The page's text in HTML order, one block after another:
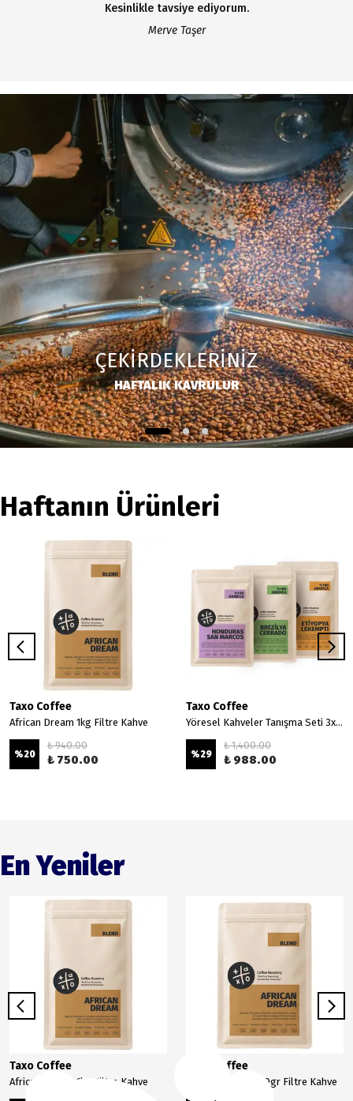
Kesinlikle tavsiye ediyorum.
Merve Taşer
ÇEKİRDEKLERİNİZ
HAFTALIK KAVRULUR
Haftanın Ürünleri
Taxo Coffee
African Dream 1kg Filtre Kahve
%20
₺ 940.00
₺ 750.00
Taxo Coffee
Yöresel Kahveler Tanışma Seti 3x250gr
%29
₺ 1,400.00
₺ 988.00
En Yeniler
Taxo Coffee
African Dream 1kg Filtre Kahve
Taxo Coffee
African Dream 250gr Filtre Kahve